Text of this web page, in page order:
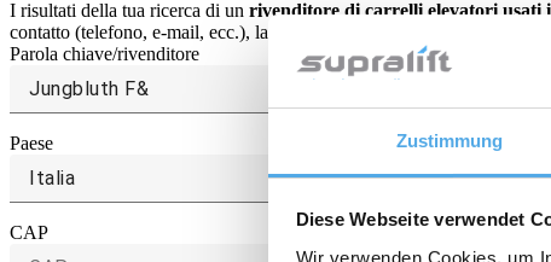
Zustimmung
Diese Webseite verwendet
Wir verwenden Cookies, um
I risultati della tua ricerca di un rivenditore di carrelli elevatori
contatto (telefono, e-mail, ecc.), la lista di tutte le offerte di carrelli
Parola chiave/rivenditore
Paese
Italia
CAP